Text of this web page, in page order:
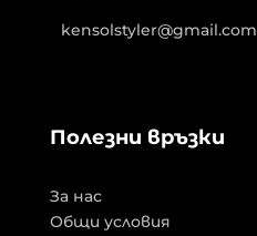
kensolstyler@gmail.com
Полезни връзки
За нас
Общи условия